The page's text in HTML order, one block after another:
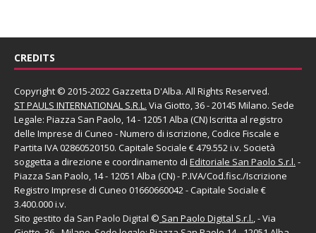
CREDITS
Copyright © 2015-2022 Gazzetta D'Alba. All Rights Reserved.
ST PAULS INTERNATIONAL S.R.L. Via Giotto, 36 - 20145 Milano. Sede
Legale: Piazza San Paolo, 14 - 12051 Alba (CN) Iscritta al registro
delle Imprese di Cuneo - Numero di iscrizione, Codice Fiscale e
Partita IVA 02860520150. Capitale Sociale € 479.552 i.v. Società
soggetta a direzione e coordinamento di Editoriale San Paolo S.r.l. -
Piazza San Paolo, 14 - 12051 Alba (CN) - P.IVA/Cod.fisc./Iscrizione
Registro Imprese di Cuneo 01660660042 - Capitale Sociale €
3.400.000 i.v.
Sito gestito da San Paolo Digital © San Paolo Digital S.r.l., - Via